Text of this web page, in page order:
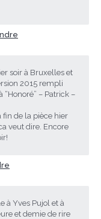
soir à Bruxelles et
2015 rempli
– Patrick –
fin de la pièce hier
veut dire. Encore
à Yves Pujol et à
et demie de rire